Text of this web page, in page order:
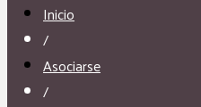
Inicio
/
Asociarse
/